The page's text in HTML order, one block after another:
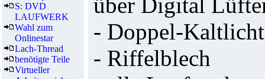
S: DVD
LAUFWERK
Wahl zum
Onlinestar
Lach-Thread
benötigte Teile
Virtueller
- Doppel-
- Riffelblech